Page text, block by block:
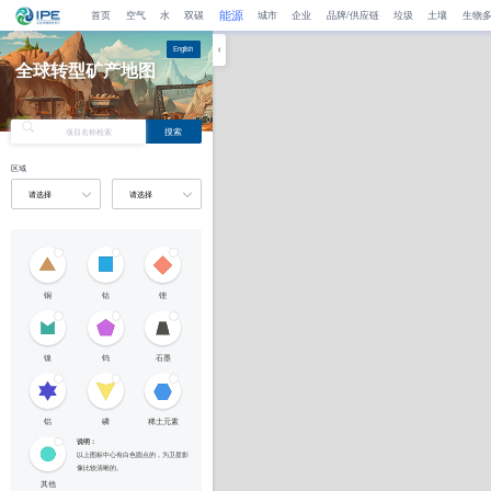
全球转型矿产地图
English
搜索
区域
铜 钴 锂
镍 钨 石墨
铝 磷 稀土元素
其他
说明：
以上图标中心有白色圆点的，为卫星影
像比较清晰的。
首页 空气 水 双碳 能源 城市 企业 品牌/供应链 垃圾 土壤 生物